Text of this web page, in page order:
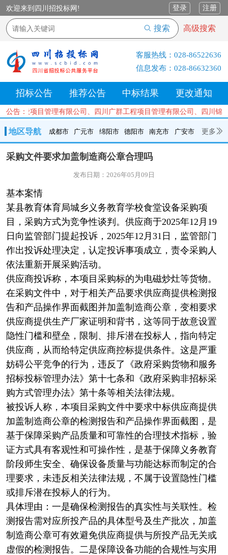
欢迎来到四川招投标网! 登录 注册
搜索 高级搜索
客服热线： 028-86522636
信息发布： 028-86632360
招标公告 推荐公告 中标结果 更改通知
公告：目管理有限公司、四川广群工程项目管理有限公司、四川锦
地区导航 成都市 广元市 绵阳市 德阳市 南充市 广安市 更多
成都市 广元市 绵阳市 德阳市 南充市
采购文件要求加盖制造商公章合理吗
发布日期：2026年05月09日
基本案情
某县教育体育局城乡义务教育学校食堂设备采购项
目，采购方式为竞争性谈判。供应商于2025年12月19
日向监管部门提起投诉，2025年12月31日，监管部门
作出投诉处理决定，认定投诉事项成立，责令采购人
依法重新开展采购活动。
供应商投诉称，本项目采购标的为电磁炒灶等货物。
在采购文件中，对于相关产品要求供应商提供检测报
告和产品操作界面截图并加盖制造商公章，变相要求
供应商提供生产厂家证明和背书，这等同于故意设置
隐性门槛和壁垒，限制、排斥潜在投标人，指向特定
供应商，从而给特定供应商控标提供条件。这是严重
妨碍公平竞争的行为，违反了《政府采购货物和服务
招标投标管理办法》第十七条和《政府采购非招标采
购方式管理办法》第十条等相关法律法规。
被投诉人称，本项目采购文件中要求中标供应商提供
加盖制造商公章的检测报告和产品操作界面截图，是
基于保障采购产品质量和可靠性的合理技术指标，验
证方式具有客观性和可操作性，是基于保障义务教育
阶段师生安全、确保设备质量与功能达标而制定的合
理要求，未违反相关法律法规，不属于设置隐性门槛
或排斥潜在投标人的行为。
具体理由：一是确保检测报告的真实性与关联性。检
测报告需对应所投产品的具体型号及生产批次，加盖
制造商公章可有效避免供应商提供与所投产品无关或
虚假的检测报告。二是保障设备功能的合规性与实用